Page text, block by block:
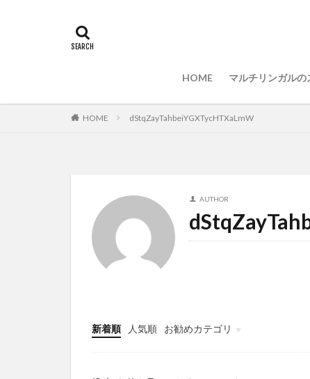
HOME マルチリンガルの
HOME dStqZayTahbeiYGXTycHTXaLmW
AUTHOR
新着順 人気順
お勧めカテゴリ
Infomation